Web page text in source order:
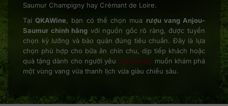
Saumur Champigny hay Crémant de Loire.
TạiQKAWine, bạn có thể chọn mua rượu vang Anjou-
Saumur chính hãng với nguồn gốc rõ ràng, được tuyển
chọn kỹ lưỡng và bảo quản đúng tiêu chuẩn. Đây là lựa
chọn phù hợp cho bữa ăn chỉn chu, dịp tiếp khách hoặc
quà tặng dành cho người yêu vang Pháp muốn khám phá
một vùng vang vừa thanh lịch vừa giàu chiều sâu.